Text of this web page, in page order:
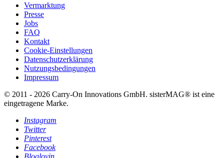
Vermarktung
Presse
Jobs
FAQ
Kontakt
Cookie-Einstellungen
Datenschutzerklärung
Nutzungsbedingungen
Impressum
© 2011 - 2026 Carry-On Innovations GmbH. sisterMAG® ist eine
eingetragene Marke.
Instagram
Twitter
Pinterest
Facebook
Bloglovin